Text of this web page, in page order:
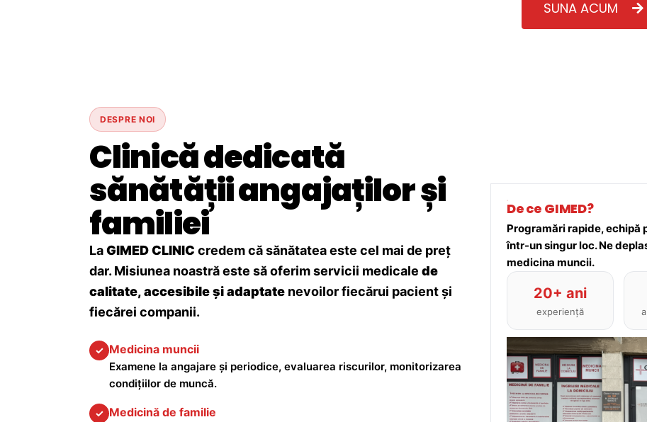
SUNA ACUM
DESPRE NOI
Clinică dedicată
sănătății angajaților și
familiei
LaGIMED CLINIC credem că sănătatea este cel mai de preț
dar. Misiunea noastră este să oferim servicii medicale de
calitate, accesibile și adaptate nevoilor fiecărui pacient și
fiecărei companii.
✓ Medicina muncii
Examene la angajare și periodice, evaluarea riscurilor, monitorizarea
condițiilor de muncă.
✓ Medicină de familie
De ce GIMED?
Programări rapide, echipă
într-un singur loc. Ne
medicina muncii.
20+ ani
experiență